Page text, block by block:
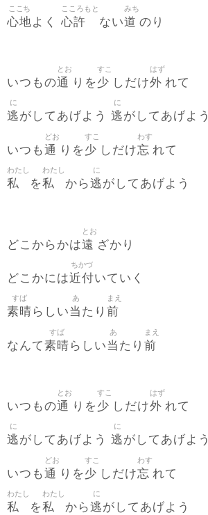
心地
ここち
よく 心許
こころもと
ない道
みち
のり
いつもの通
とお
りを少
すこ
しだけ外
はず
れて
逃
に
がしてあげよう 逃
に
がしてあげよう
いつも通
どお
りを少
すこ
しだけ忘
わす
れて
私
わたし
を私
わたし
から逃
に
がしてあげよう
どこからかは遠
とお
ざかり
どこかには近付
ちかづ
いていく
素晴
すば
らしい当
あ
たり 前
まえ
なんて素晴
すば
らしい当
あ
たり 前
まえ
いつもの通
とお
りを少
すこ
しだけ外
はず
れて
逃
に
がしてあげよう 逃
に
がしてあげよう
いつも通
どお
りを少
すこ
しだけ忘
わす
れて
私
わたし
を私
わたし
から逃
に
がしてあげよう